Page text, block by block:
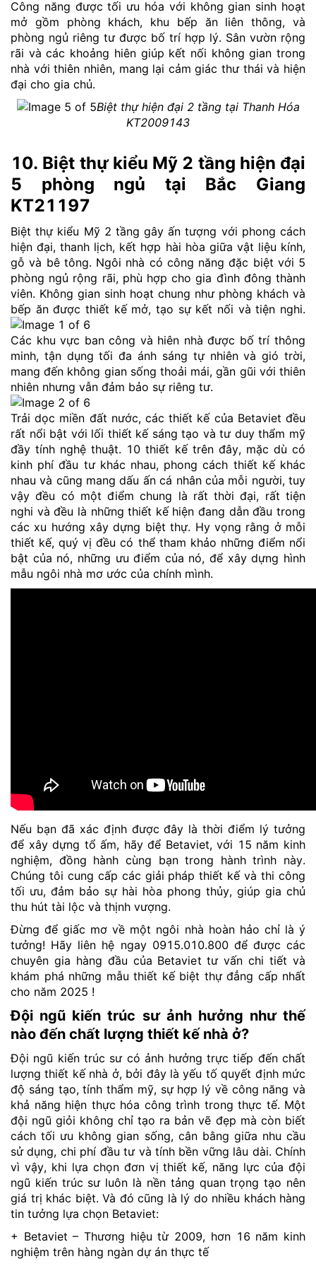
Công năng được tối ưu hóa với không gian sinh hoạt
mở gồm phòng khách, khu bếp ăn liên thông, và
phòng ngủ riêng tư được bố trí hợp lý. Sân vườn rộng
rãi và các khoảng hiên giúp kết nối không gian trong
nhà với thiên nhiên, mang lại cảm giác thư thái và hiện
đại cho gia chủ.
Biệt thự hiện đại 2 tầng tại Thanh Hóa
KT2009143
10. Biệt thự kiểu Mỹ 2 tầng hiện đại
5 phòng ngủ tại Bắc Giang
KT21197
Biệt thự kiểu Mỹ 2 tầng gây ấn tượng với phong cách
hiện đại, thanh lịch, kết hợp hài hòa giữa vật liệu kính,
gỗ và bê tông. Ngôi nhà có công năng đặc biệt với 5
phòng ngủ rộng rãi, phù hợp cho gia đình đông thành
viên. Không gian sinh hoạt chung như phòng khách và
bếp ăn được thiết kế mở, tạo sự kết nối và tiện nghi.
Các khu vực ban công và hiên nhà được bố trí thông
minh, tận dụng tối đa ánh sáng tự nhiên và gió trời,
mang đến không gian sống thoải mái, gần gũi với thiên
nhiên nhưng vẫn đảm bảo sự riêng tư.
Trải dọc miền đất nước, các thiết kế của Betaviet đều
rất nổi bật với lối thiết kế sáng tạo và tư duy thẩm mỹ
đầy tính nghệ thuật. 10 thiết kế trên đây, mặc dù có
kinh phí đầu tư khác nhau, phong cách thiết kế khác
nhau và cũng mang dấu ấn cá nhân của mỗi người, tuy
vậy đều có một điểm chung là rất thời đại, rất tiện
nghi và đều là những thiết kế hiện đang dẫn đầu trong
các xu hướng xây dựng biệt thự. Hy vọng rằng ở mỗi
thiết kế, quý vị đều có thể tham khảo những điểm nổi
bật của nó, những ưu điểm của nó, để xây dựng hình
mẫu ngôi nhà mơ ước của chính mình.
Nếu bạn đã xác định được đây là thời điểm lý tưởng
để xây dựng tổ ấm, hãy để Betaviet, với 15 năm kinh
nghiệm, đồng hành cùng bạn trong hành trình này.
Chúng tôi cung cấp các giải pháp thiết kế và thi công
tối ưu, đảm bảo sự hài hòa phong thủy, giúp gia chủ
thu hút tài lộc và thịnh vượng.
Đừng để giấc mơ về một ngôi nhà hoàn hảo chỉ là ý
tưởng! Hãy liên hệ ngay 0915.010.800 để được các
chuyên gia hàng đầu của Betaviet tư vấn chi tiết và
khám phá những mẫu thiết kế biệt thự đẳng cấp nhất
cho năm 2025 !
Đội ngũ kiến trúc sư ảnh hưởng như thế
nào đến chất lượng thiết kế nhà ở?
Đội ngũ kiến trúc sư có ảnh hưởng trực tiếp đến chất
lượng thiết kế nhà ở, bởi đây là yếu tố quyết định mức
độ sáng tạo, tính thẩm mỹ, sự hợp lý về công năng và
khả năng hiện thực hóa công trình trong thực tế. Một
đội ngũ giỏi không chỉ tạo ra bản vẽ đẹp mà còn biết
cách tối ưu không gian sống, cân bằng giữa nhu cầu
sử dụng, chi phí đầu tư và tính bền vững lâu dài. Chính
vì vậy, khi lựa chọn đơn vị thiết kế, năng lực của đội
ngũ kiến trúc sư luôn là nền tảng quan trọng tạo nên
giá trị khác biệt. Và đó cũng là lý do nhiều khách hàng
tin tưởng lựa chọn Betaviet:
+ Betaviet – Thương hiệu từ 2009, hơn 16 năm kinh
nghiệm trên hàng ngàn dự án thực tế